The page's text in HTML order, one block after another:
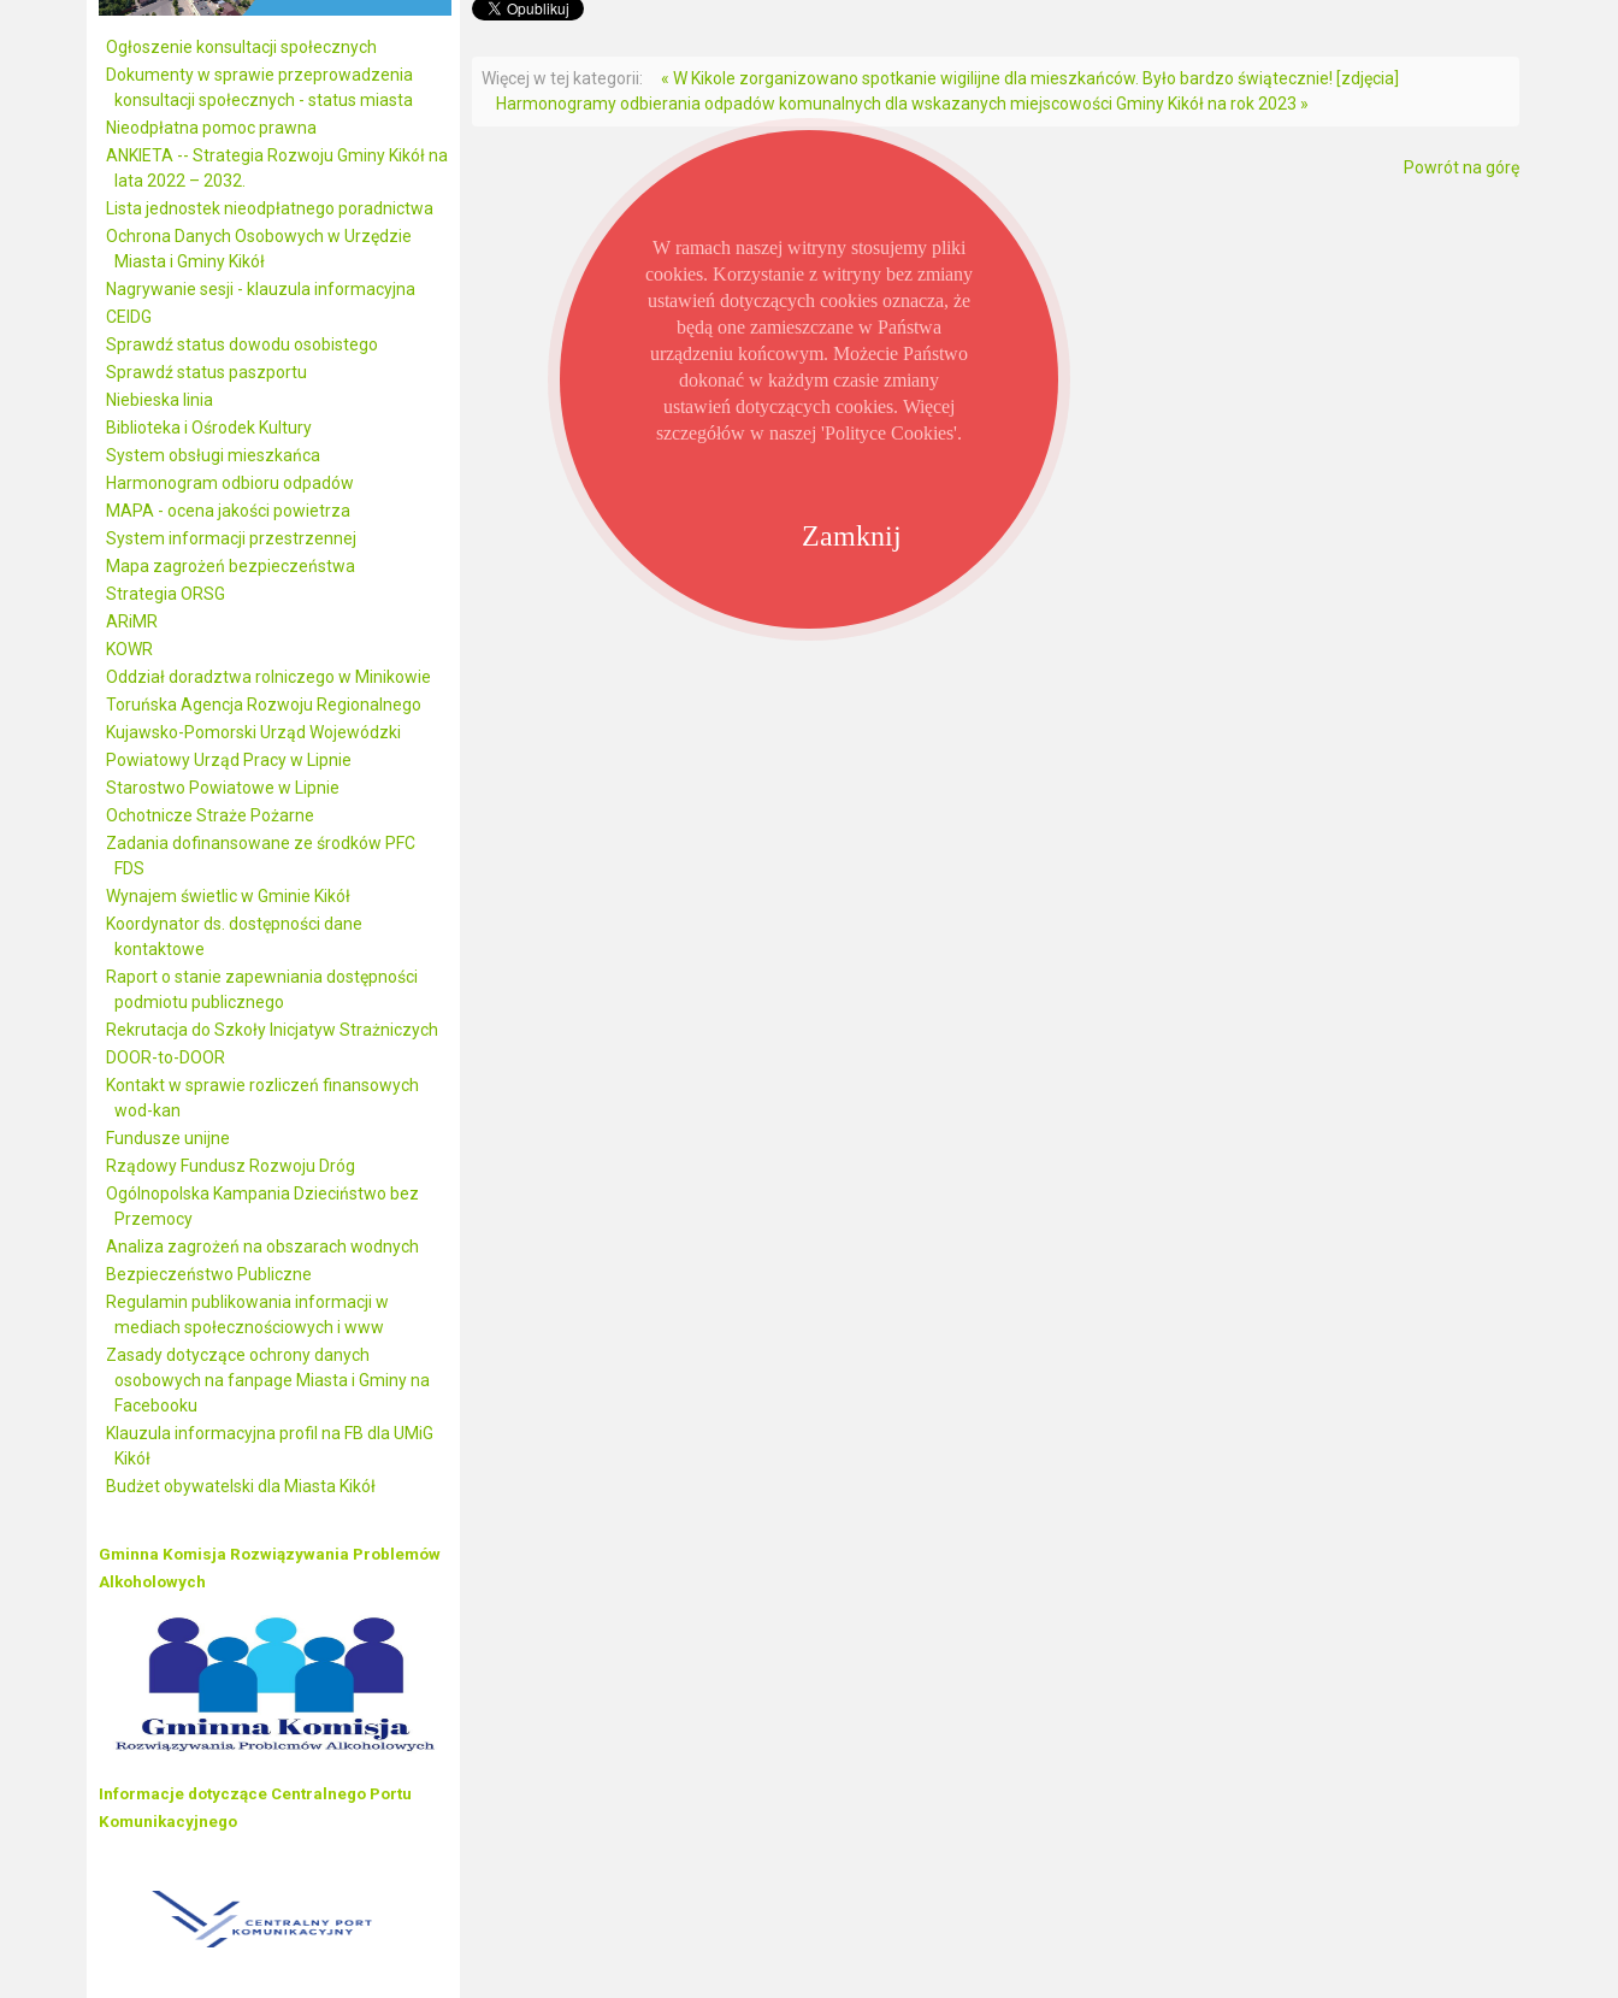
Ogłoszenie konsultacji społecznych
Dokumenty w sprawie przeprowadzenia
konsultacji społecznych - status miasta
Nieodpłatna pomoc prawna
ANKIETA -- Strategia Rozwoju Gminy Kikół na
lata 2022 – 2032.
Lista jednostek nieodpłatnego poradnictwa
Ochrona Danych Osobowych w Urzędzie
Miasta i Gminy Kikół
Nagrywanie sesji - klauzula informacyjna
CEIDG
Sprawdź status dowodu osobistego
Sprawdź status paszportu
Niebieska linia
Biblioteka i Ośrodek Kultury
System obsługi mieszkańca
Harmonogram odbioru odpadów
MAPA - ocena jakości powietrza
System informacji przestrzennej
Mapa zagrożeń bezpieczeństwa
Strategia ORSG
ARiMR
KOWR
Oddział doradztwa rolniczego w Minikowie
Toruńska Agencja Rozwoju Regionalnego
Kujawsko-Pomorski Urząd Wojewódzki
Powiatowy Urząd Pracy w Lipnie
Starostwo Powiatowe w Lipnie
Ochotnicze Straże Pożarne
Zadania dofinansowane ze środków PFC
FDS
Wynajem świetlic w Gminie Kikół
Koordynator ds. dostępności dane
kontaktowe
Raport o stanie zapewniania dostępności
podmiotu publicznego
Rekrutacja do Szkoły Inicjatyw Strażniczych
DOOR-to-DOOR
Kontakt w sprawie rozliczeń finansowych
wod-kan
Fundusze unijne
Rządowy Fundusz Rozwoju Dróg
Ogólnopolska Kampania Dzieciństwo bez
Przemocy
Analiza zagrożeń na obszarach wodnych
Bezpieczeństwo Publiczne
Regulamin publikowania informacji w
mediach społecznościowych i www
Zasady dotyczące ochrony danych
osobowych na fanpage Miasta i Gminy na
Facebooku
Klauzula informacyjna profil na FB dla UMiG
Kikół
Budżet obywatelski dla Miasta Kikół
Gminna Komisja Rozwiązywania Problemów
Alkoholowych
Informacje dotyczące Centralnego Portu
Komunikacyjnego
Więcej w tej kategorii:
« W Kikole zorganizowano spotkanie wigilijne dla mieszkańców. Było bardzo świątecznie! [zdjęcia]
Harmonogramy odbierania odpadów komunalnych dla wskazanych miejscowości Gminy Kikół na rok 2023 »
Powrót na górę
Zamknij
W ramach naszej witryny stosujemy pliki
cookies. Korzystanie z witryny bez zmiany
ustawień dotyczących cookies oznacza, że
będą one zamieszczane w Państwa
urządzeniu końcowym. Możecie Państwo
dokonać w każdym czasie zmiany
ustawień dotyczących cookies. Więcej
szczegółów w naszej 'Polityce Cookies'.